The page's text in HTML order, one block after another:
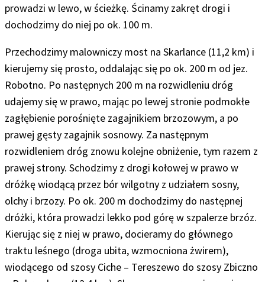
prowadzi w lewo, w ścieżkę. Ścinamy zakręt drogi i
dochodzimy do niej po ok. 100 m.
Przechodzimy malowniczy most na Skarlance (11,2 km) i
kierujemy się prosto, oddalając się po ok. 200 m od jez.
Robotno. Po następnych 200 m na rozwidleniu dróg
udajemy się w prawo, mając po lewej stronie podmokłe
zagłębienie porośnięte zagajnikiem brzozowym, a po
prawej gęsty zagajnik sosnowy. Za następnym
rozwidleniem dróg znowu kolejne obniżenie, tym razem z
prawej strony. Schodzimy z drogi kołowej w prawo w
dróżkę wiodącą przez bór wilgotny z udziałem sosny,
olchy i brzozy. Po ok. 200 m dochodzimy do następnej
dróżki, która prowadzi lekko pod górę w szpalerze brzóz.
Kierując się z niej w prawo, docieramy do głównego
traktu leśnego (droga ubita, wzmocniona żwirem),
wiodącego od szosy Ciche – Tereszewo do szosy Zbiczno